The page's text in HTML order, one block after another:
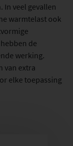
veel gevallen
warmtelast ook
de
werking.
van extra
elke toepassing